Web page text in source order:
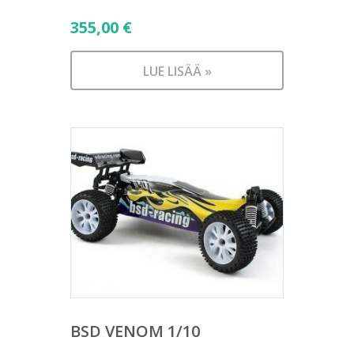
355,00 €
LUE LISÄÄ »
BSD VENOM 1/10